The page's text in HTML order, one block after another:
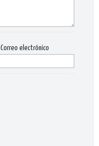
Correo electrónico